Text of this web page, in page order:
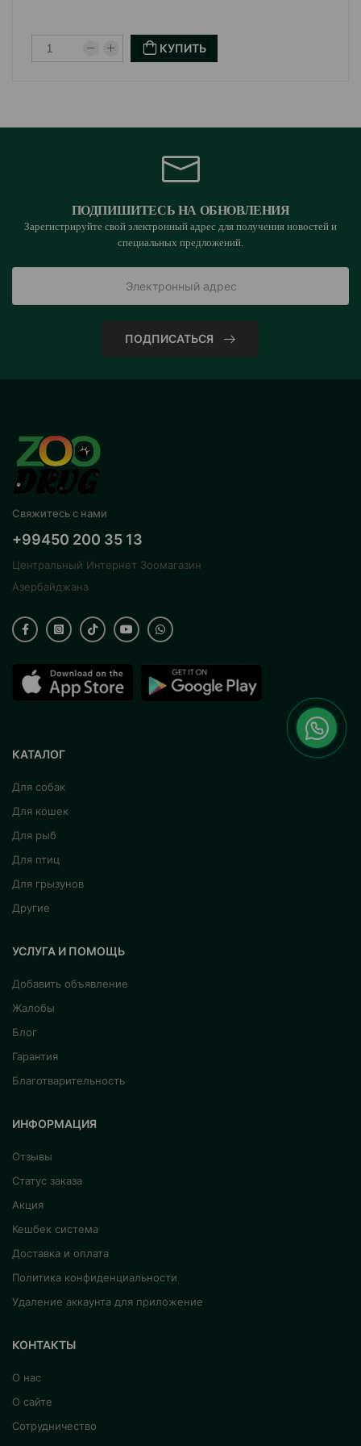
необходим контроль поведения животного.
дискомфорта или боли у животного.
В целом, намордник Trixie из нейлона - это удобный и
надежный аксессуар, который поможет вам
обеспечить безопасность и комфорт вашего питомца
в любых условиях.
Страна производитель: Китай.
КУПИТЬ
ПОДПИШИТЕСЬ НА ОБНОВЛЕНИЯ
Зарегистрируйте свой электронный адрес для получения новостей и
специальных предложений.
ПОДПИСАТЬСЯ
Свяжитесь с нами
+99450 200 35 13
Центральный Интернет Зоомагазин
Азербайджана
КАТАЛОГ
Для собак
Для кошек
Для рыб
Для птиц
Для грызунов
Другие
УСЛУГА И ПОМОЩЬ
Добавить объявление
Жалобы
Блог
Гарантия
Благотварительность
ИНФОРМАЦИЯ
Отзывы
Статус заказа
Акция
Кешбек система
Доставка и оплата
Политика конфиденциальности
Удаление аккаунта для приложение
КОНТАКТЫ
О нас
О сайте
Сотрудничество